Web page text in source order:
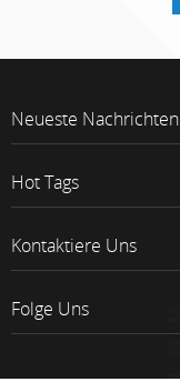
Neueste Nachrichten
Hot Tags
Kontaktiere Uns
Folge Uns